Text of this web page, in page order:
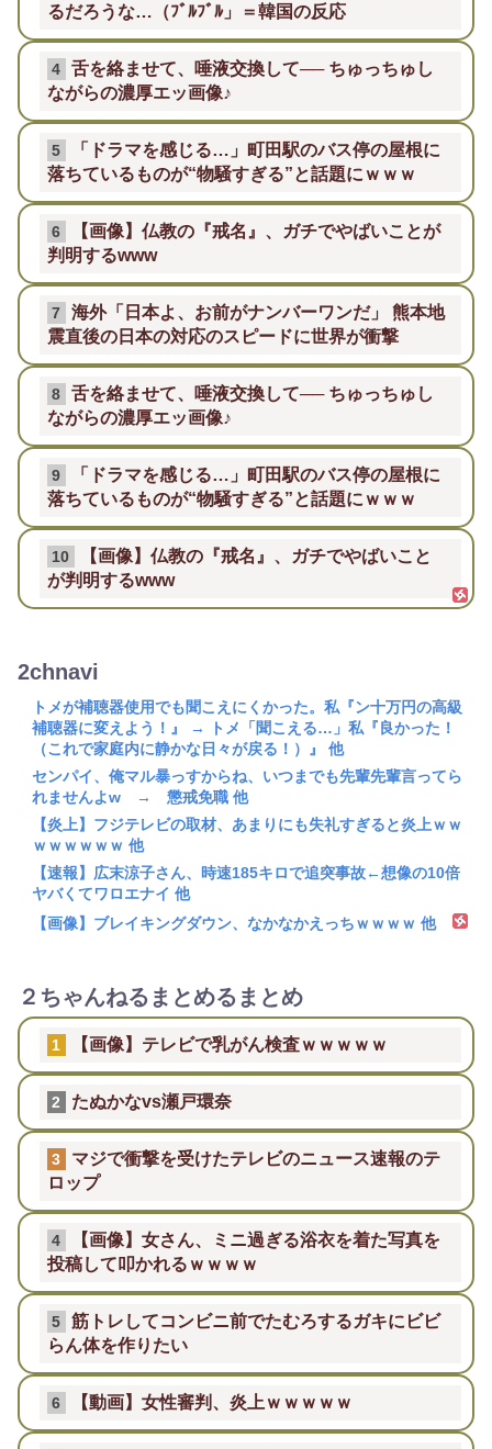
るだろうな…（ﾌﾞﾙﾌﾞﾙ」＝韓国の反応
4
舌を絡ませて、唾液交換して── ちゅっちゅし
ながらの濃厚エッ画像♪
5
「ドラマを感じる…」町田駅のバス停の屋根に
落ちているものが“物騒すぎる”と話題にｗｗｗ
6
【画像】仏教の『戒名』、ガチでやばいことが
判明するwww
7
海外「日本よ、お前がナンバーワンだ」 熊本地
震直後の日本の対応のスピードに世界が衝撃
8
舌を絡ませて、唾液交換して── ちゅっちゅし
ながらの濃厚エッ画像♪
9
「ドラマを感じる…」町田駅のバス停の屋根に
落ちているものが“物騒すぎる”と話題にｗｗｗ
10
【画像】仏教の『戒名』、ガチでやばいこと
が判明するwww
2chnavi
トメが補聴器使用でも聞こえにくかった。私『ン十万円の高級
補聴器に変えよう！』 → トメ「聞こえる…」私『良かった！
（これで家庭内に静かな日々が戻る！）』 他
センパイ、俺マル暴っすからね、いつまでも先輩先輩言ってら
れませんよw → 懲戒免職 他
【炎上】フジテレビの取材、あまりにも失礼すぎると炎上ｗｗ
ｗｗｗｗｗｗ 他
【速報】広末涼子さん、時速185キロで追突事故←想像の10倍
ヤバくてワロエナイ 他
【画像】ブレイキングダウン、なかなかえっちｗｗｗｗ 他
２ちゃんねるまとめるまとめ
1 【画像】テレビで乳がん検査ｗｗｗｗｗ
2 たぬかなvs瀬戸環奈
3
マジで衝撃を受けたテレビのニュース速報のテ
ロップ
4
【画像】女さん、ミニ過ぎる浴衣を着た写真を
投稿して叩かれるｗｗｗｗ
5
筋トレしてコンビニ前でたむろするガキにビビ
らん体を作りたい
6 【動画】女性審判、炎上ｗｗｗｗｗ